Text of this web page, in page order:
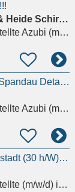
Praxis Dr. Waltraut Schirgel & Heide Schirgel GbR
Zahnmedizinische Fachangestellte Azubi (m/w/d)
AZUBI zur ZFA (w/m/d) Berlin Spandau Details anzeigen
Zahnmedizinische Fachangestellte Azubi (m/w/d)
ZFA (m/w/d) in Berlin-Siemensstadt (30 h/W) Details anzeigen
(m/w/d)in Berlin